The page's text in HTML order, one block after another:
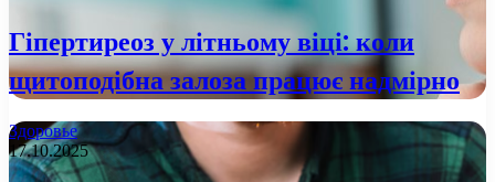
Гіпертиреоз у літньому віці: коли
щитоподібна залоза працює надмірно
Здоровье
17.10.2025